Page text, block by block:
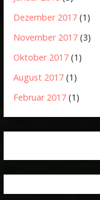
Dezember 2017 (1)
November 2017 (3)
Oktober 2017 (1)
August 2017 (1)
Februar 2017 (1)